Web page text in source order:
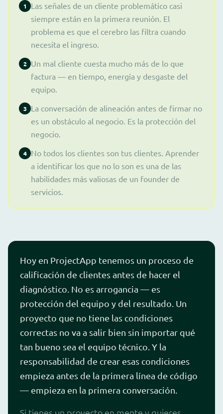
1
Las señales de un cliente problemático casi
siempre están en la primera reunión. El
problema es que el cerebro las filtra cuando
necesita el ingreso.
2 Un mal cliente cuesta mucho más de lo que
factura — en tiempo, energía y desgaste del
equipo.
3
La conversación de alineación antes de firmar no
es un obstáculo al negocio. Es la protección del
negocio.
4 No todos los clientes son tus clientes. Aprender
a identificar los que no lo son es una de las
habilidades más valiosas de un founder de
servicios.
Hoy en ProjectApp tenemos un proceso de
calificación de clientes antes de hacer el
diagnóstico. No es arrogancia — es
protección del equipo y del resultado. Un
proyecto que no tiene las condiciones
correctas no va a salir bien sin importar qué
tan bueno sea el equipo técnico. Y la
responsabilidad de crear esas condiciones
empieza antes de la primera línea de código
— empieza en la primera conversación.